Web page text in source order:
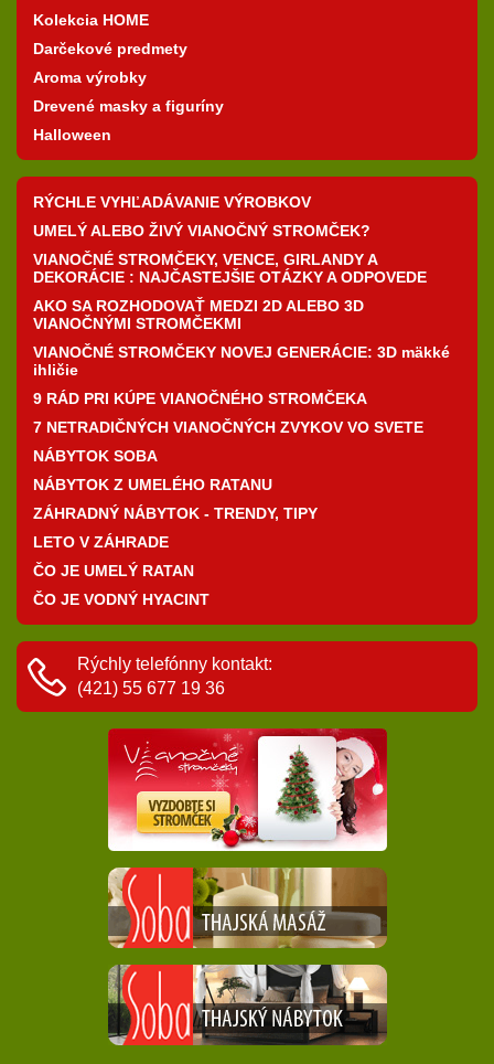
Kolekcia HOME
Darčekové predmety
Aroma výrobky
Drevené masky a figuríny
Halloween
RÝCHLE VYHĽADÁVANIE VÝROBKOV
UMELÝ ALEBO ŽIVÝ VIANOČNÝ STROMČEK?
VIANOČNÉ STROMČEKY, VENCE, GIRLANDY A
DEKORÁCIE : NAJČASTEJŠIE OTÁZKY A ODPOVEDE
AKO SA ROZHODOVAŤ MEDZI 2D ALEBO 3D
VIANOČNÝMI STROMČEKMI
VIANOČNÉ STROMČEKY NOVEJ GENERÁCIE: 3D mäkké
ihličie
9 RÁD PRI KÚPE VIANOČNÉHO STROMČEKA
7 NETRADIČNÝCH VIANOČNÝCH ZVYKOV VO SVETE
NÁBYTOK SOBA
NÁBYTOK Z UMELÉHO RATANU
ZÁHRADNÝ NÁBYTOK - TRENDY, TIPY
LETO V ZÁHRADE
ČO JE UMELÝ RATAN
ČO JE VODNÝ HYACINT
Rýchly telefónny kontakt:
(421) 55 677 19 36